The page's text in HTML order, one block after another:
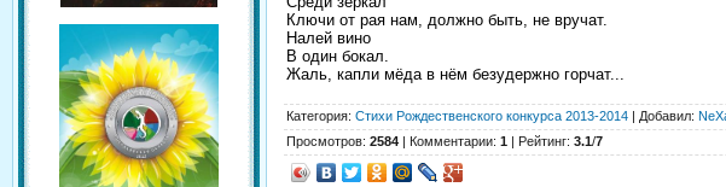
Ключи от рая нам, должно быть, не вручат.
Налей вино
В один бокал.
Жаль, капли мёда в нём безудержно горчат...
Категория: Стихи Рождественского конкурса 2013-2014 | Добавил:
Просмотров: 2584 | Комментарии: 1 | Рейтинг: 3.1/7